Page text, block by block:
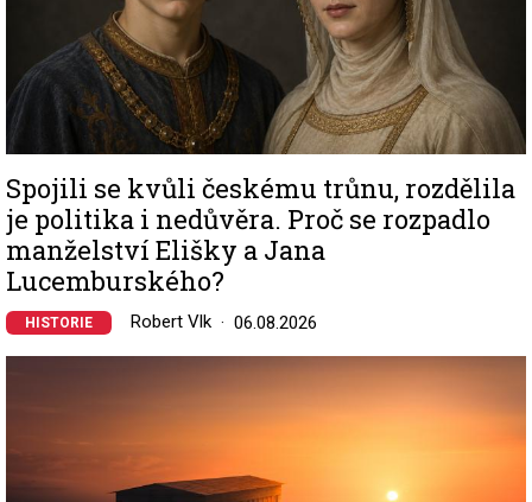
Spojili se kvůli českému trůnu, rozdělila
je politika i nedůvěra. Proč se rozpadlo
manželství Elišky a Jana
Lucemburského?
HISTORIE Robert Vlk 06.08.2026